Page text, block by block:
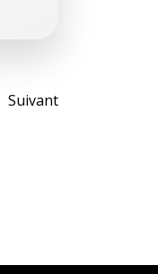
Post
Suivant